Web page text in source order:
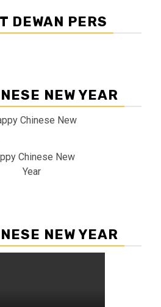
DEWAN PERS
NEW YEAR
Chinese New
Year
NEW YEAR